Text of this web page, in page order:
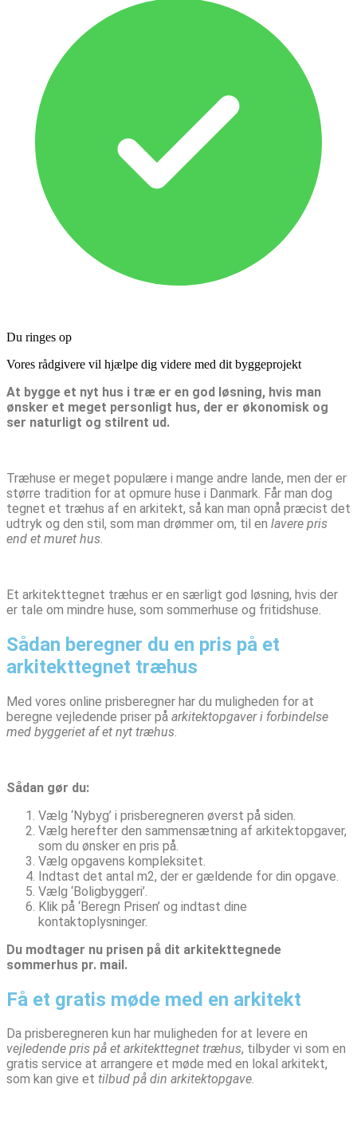
Du ringes op
Vores rådgivere vil hjælpe dig videre med dit byggeprojekt
At bygge et nyt hus i træ er en god løsning, hvis man
ønsker et meget personligt hus, der er økonomisk og
ser naturligt og stilrent ud.
Træhuse er meget populære i mange andre lande, men der er
større tradition for at opmure huse i Danmark. Får man dog
tegnet et træhus af en arkitekt, så kan man opnå præcist det
udtryk og den stil, som man drømmer om, til en lavere pris
end et muret hus
Et arkitekttegnet træhus er en særligt god løsning, hvis der
er tale om mindre huse, som sommerhuse og fritidshuse.
Sådan beregner du en pris på et
arkitekttegnet træhus
Med vores online prisberegner har du muligheden for at
beregne vejledende priser på arkitektopgaver i forbindelse
med byggeriet af et nyt træhus
Sådan gør du:
Vælg ‘Nybyg’ i prisberegneren øverst på siden.
Vælg herefter den sammensætning af arkitektopgaver,
som du ønsker en pris på.
Vælg opgavens kompleksitet.
Indtast det antal m2, der er gældende for din opgave.
Vælg ‘Boligbyggeri’.
Klik på ‘Beregn Prisen’ og indtast dine
kontaktoplysninger.
Du modtager nu prisen på dit arkitekttegnede
sommerhus pr. mail.
Få et gratis møde med en arkitekt
Da prisberegneren kun har muligheden for at levere en
vejledende pris på et arkitekttegnet træhus, tilbyder vi som en
gratis service at arrangere et møde med en lokal arkitekt,
som kan give et tilbud på din arkitektopgave.